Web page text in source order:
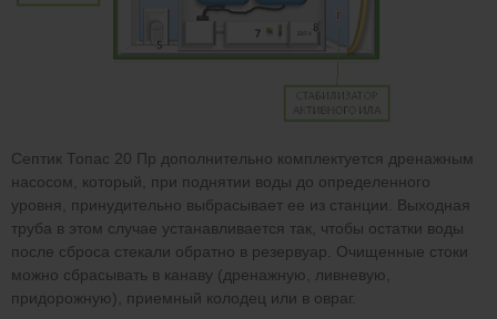
Септик Топас 20 Пр дополнительно комплектуется дренажным
насосом, который, при поднятии воды до определенного
уровня, принудительно выбрасывает ее из станции. Выходная
труба в этом случае устанавливается так, чтобы остатки воды
после сброса стекали обратно в резервуар. Очищенные стоки
можно сбрасывать в канаву (дренажную, ливневую,
придорожную), приемный колодец или в овраг.